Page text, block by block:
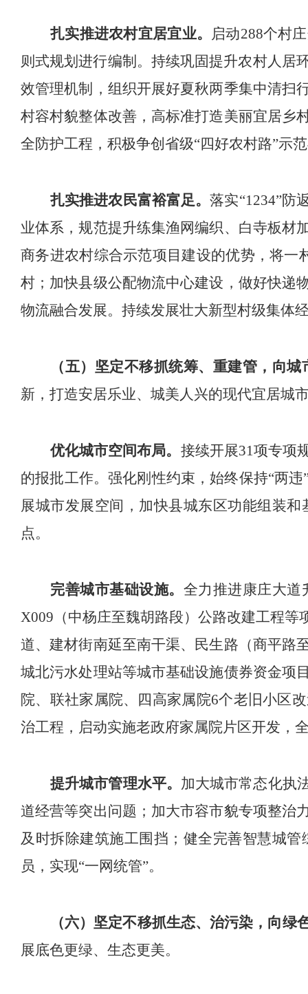
扎实推进农村宜居宜业。 启动288个村庄
则式规划进行编制 。 持续巩固提升农村人居
效管理机制， 组织开展好夏秋两季集中清扫
村容村貌整体改善，高标准打造美丽宜居乡
全防护工程，积极争创省级“四好农村路”示
扎实推进农民富裕富足。落实“1234”防
业体系，规范提升练集渔网编织、白寺板材
商务进农村综合示范项目建设的优势，将
村； 加快县级公配物流中心建设，做好快递
物流融合发展。 持续发展壮大新型村级集体
（五）坚定不移抓统筹、重建管 ， 向城
新，打造安居乐业、城美人兴的现代宜居城
优化城市空间布局。 接续开展31项专项
的报批工作。强化刚性约束，始终保持“两违
展城市发展空间， 加快县城东区功能组装和
点。
完善城市基础设施。 全力推进康庄大道
X009 （中杨庄至魏胡路段）公路改建工程等
道、建材街南延至南干渠、民生路（商平路
城北污水处理站等城市基础设施债券资金项
院、联社家属院、四高家属院6个老旧小区
治工程，启动实施老政府家属院片区开发 ，
提升城市管理水平。 加大城市常态化执
道经营等突出问题 ； 加大市容市貌专项整治
及时拆除建筑施工围挡； 健全完善智慧城管
员，实现“一网统管”。
（六）坚定不移抓生态、治污染，向绿
展底色更绿、生态更美。